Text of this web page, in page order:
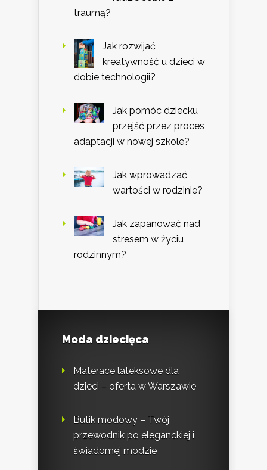
traumą?
Jak rozwijać
kreatywność u dzieci w
dobie technologii?
Jak pomóc dziecku
przejść przez proces
adaptacji w nowej szkole?
Jak wprowadzać
wartości w rodzinie?
Jak zapanować nad
stresem w życiu
rodzinnym?
Moda dziecięca
Materace lateksowe dla
dzieci – oferta w Warszawie
Butik modowy – Twój
przewodnik po eleganckiej i
świadomej modzie